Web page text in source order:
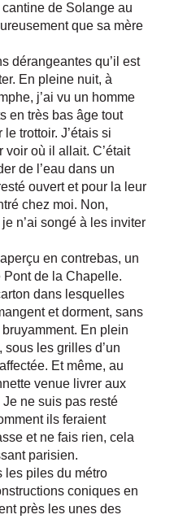
de Solange au
que sa mère
dérangeantes qu’il est
En pleine nuit, à
j’ai vu un homme
en très bas âge tout
trottoir. J’étais si
voir où il allait. C’était
de l’eau dans un
ouvert et pour la leur
chez moi. Non,
n’ai songé à les inviter
en contrebas, un
de la Chapelle.
dans lesquelles
et dorment, sans
En plein
les grilles d’un
Et même, au
venue livrer aux
ne suis pas resté
ils feraient
et ne fais rien, cela
parisien.
les piles du métro
coniques en
près les unes des